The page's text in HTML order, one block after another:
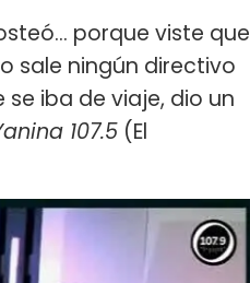
porque viste que
sale ningún directivo
iba de viaje, dio un
107.5 (El